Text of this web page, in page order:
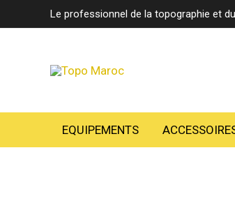
au
Le professionnel de la topographie et
EQUIPEMENTS